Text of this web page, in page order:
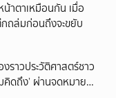
น้าตาเหมือนกัน เมื่อ
ถล่มก่อนถึงจะขยับ
งราวประวัติศาสตร์ชาว
คิดถึง’ ผ่านจดหมาย